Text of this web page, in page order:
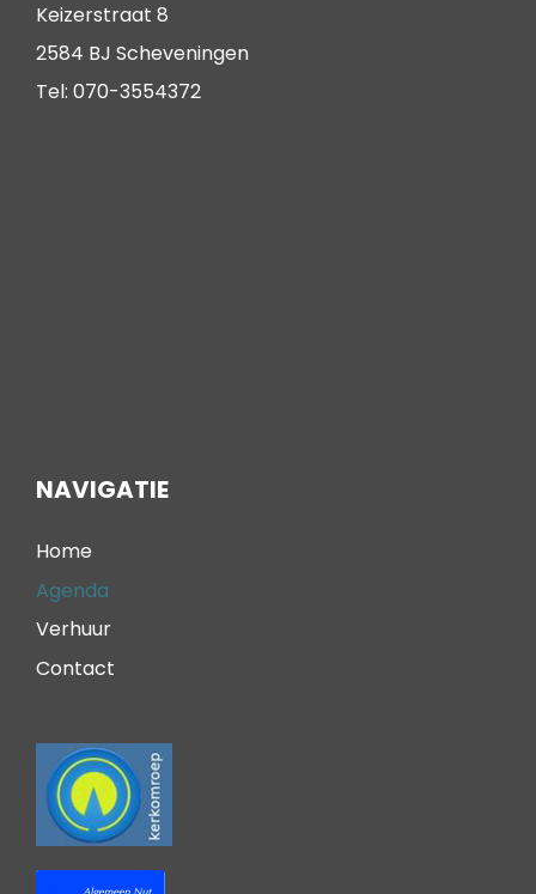
Keizerstraat 8
2584 BJ Scheveningen
Tel: 070-3554372
NAVIGATIE
Home
Agenda
Verhuur
Contact